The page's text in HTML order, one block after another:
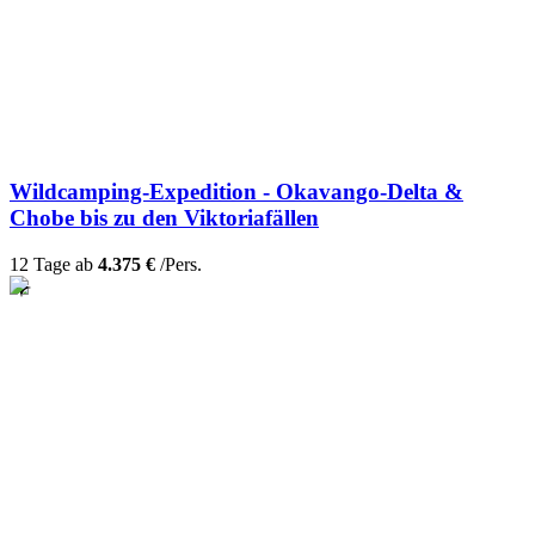
Wildcamping-Expedition - Okavango-Delta &
Chobe bis zu den Viktoriafällen
12 Tage ab 4.375 € /Pers.